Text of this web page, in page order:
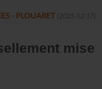
DU JAZZ FONT SALON,
mise